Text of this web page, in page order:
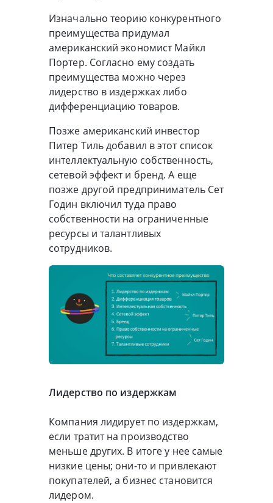
Изначально теорию конкурентного
преимущества придумал
американский экономист Майкл
Портер. Согласно ему создать
преимущества можно через
лидерство в издержках либо
дифференциацию товаров.
Позже американский инвестор
Питер Тиль добавил в этот список
интеллектуальную собственность,
сетевой эффект и бренд. А еще
позже другой предприниматель Сет
Годин включил туда право
собственности на ограниченные
ресурсы и талантливых
сотрудников.
Лидерство по издержкам
Компания лидирует по издержкам,
если тратит на производство
меньше других. В итоге у нее самые
низкие цены; они-то и привлекают
покупателей, а бизнес становится
лидером.